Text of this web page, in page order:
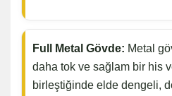
Full Metal Gövde: Metal
daha tok ve sağlam bir his
birleştiğinde elde dengeli,